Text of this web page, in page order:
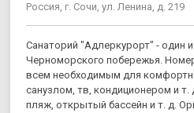
Россия, г. Сочи, ул. Ленина, д. 219
Санаторий "Адлеркурорт" - один
Черноморского побережья.
всем необходимым для
санузлом, тв, кондиционером и
пляж, открытый бассейн и т. д.